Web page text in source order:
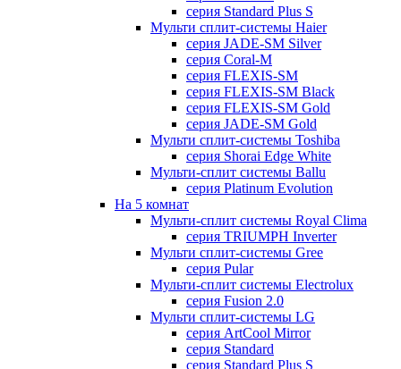
серия Standard Plus S
Мульти сплит-системы Haier
серия JADE-SM Silver
серия Coral-M
серия FLEXIS-SM
серия FLEXIS-SM Black
серия FLEXIS-SM Gold
серия JADE-SM Gold
Мульти сплит-системы Toshiba
серия Shorai Edge White
Мульти-сплит системы Ballu
серия Platinum Evolution
На 5 комнат
Мульти-сплит системы Royal Clima
серия TRIUMPH Inverter
Мульти сплит-системы Gree
серия Pular
Мульти-сплит системы Electrolux
серия Fusion 2.0
Мульти сплит-системы LG
серия ArtCool Mirror
серия Standard
серия Standard Plus S